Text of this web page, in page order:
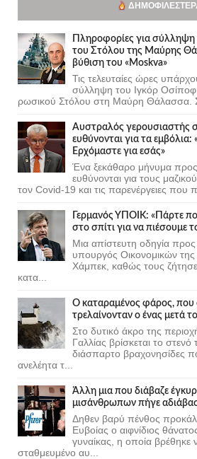
Πληροφορίες για σύλληψη
του Στόλου της Mαύρης
βύθιση του «Moskva»
Τις τελευταίες ώρες
σύλληψη του Ιγκόρ
ρωσικού Στόλου στη Μαύρη Θάλασσα.
Αυστραλός γερουσιαστής
ευθύνονται για τα εμβόλια:
Ερχόμαστε για εσάς»
Ένα ξεκάθαρο μήνυμα προς
ευθύνονται για τους
τον Covid-19 και τις παρενέργειες που
Γερμανός ΥΠΟΙΚ: «Πάρτε
στο σπίτι για να πιέσουμε
Μια απίστευτη οδηγία
υπουργός Οικονομικών
Χάμπεκ, καθώς τους
κατα...
Ο καταραμένος φάρος, που
τρελαίνονταν ο ένας μετά
Στο δυτικό άκρο της
Γαλλίας βρίσκεται το στενό
διάσπαρτο βραχονησίδες
ανελέητα τ...
Άλλη μια που διάβαζε
μισάνθρωπων πήγε
Δηθεν βαρύ πένθος
Ευβοίας ο αιφνίδιος
γυναίκας, η οποία βρέθηκε
σταθμευμένο αυ...